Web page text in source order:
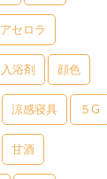
アセロラ
入浴剤 顔色
涼感寝具 ５G
甘酒